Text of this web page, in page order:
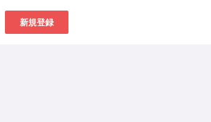
新規登録